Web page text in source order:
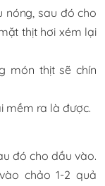
nóng, sau đó cho
thịt hơi xém lại
món thịt sẽ chín
mềm ra là được.
đó cho dầu vào.
chảo 1-2 quả